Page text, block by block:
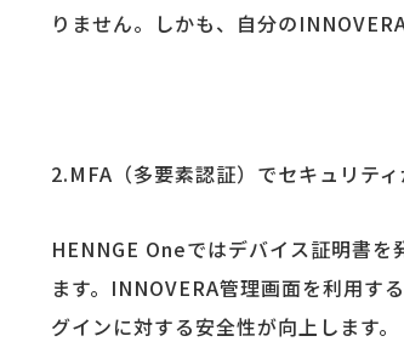
りません。しかも、自分の
2.MFA（多要素認証）でセキュリティ
HENNGE Oneではデバイス証明書を
ます。INNOVERA管理画面を利用す
グインに対する安全性が向上します。